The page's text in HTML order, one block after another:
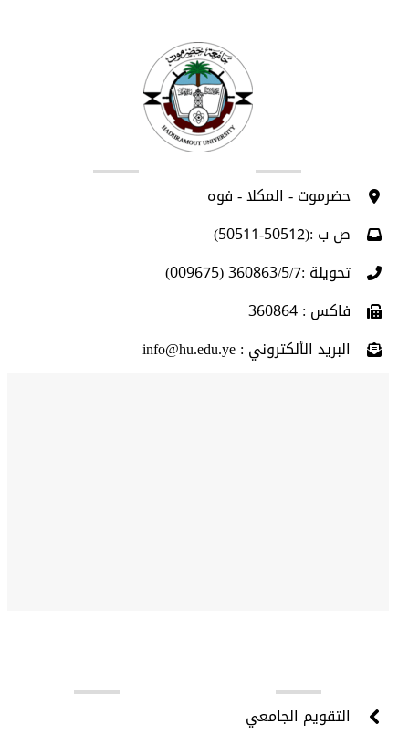
حضرموت - المكلا - فوه
ص ب :(50512-50511)
تحويلة :360863/5/7 (009675)
فاكس : 360864
البريد الألكتروني : info@hu.edu.ye
التقويم الجامعي